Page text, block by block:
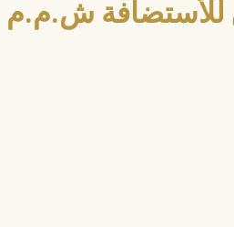
للأستضافة ش.م.م